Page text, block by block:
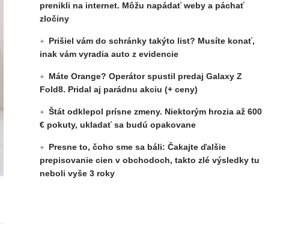
prenikli na internet. Môžu napádať weby a páchať
zločiny
Prišiel vám do schránky takýto list? Musíte konať,
inak vám vyradia auto z evidencie
Máte Orange? Operátor spustil predaj Galaxy Z
Fold8. Pridal aj parádnu akciu (+ ceny)
Štát odklepol prísne zmeny. Niektorým hrozia až 600
€ pokuty, ukladať sa budú opakovane
Presne to, čoho sme sa báli: Čakajte ďalšie
prepisovanie cien v obchodoch, takto zlé výsledky tu
neboli vyše 3 roky